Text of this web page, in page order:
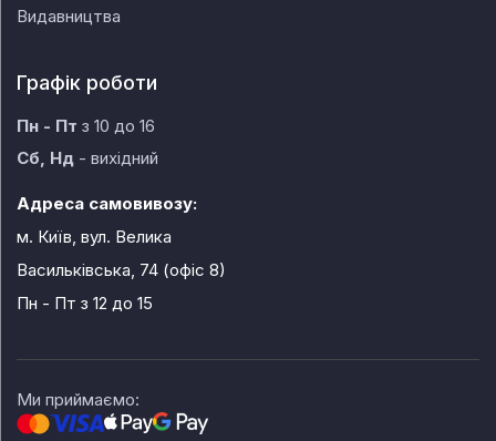
Видавництва
Графік роботи
Пн - Пт з 10 до 16
Сб, Нд - вихідний
Адреса самовивозу:
м. Київ, вул. Велика
Васильківська, 74 (офіс 8)
Пн - Пт з 12 до 15
Ми приймаємо: